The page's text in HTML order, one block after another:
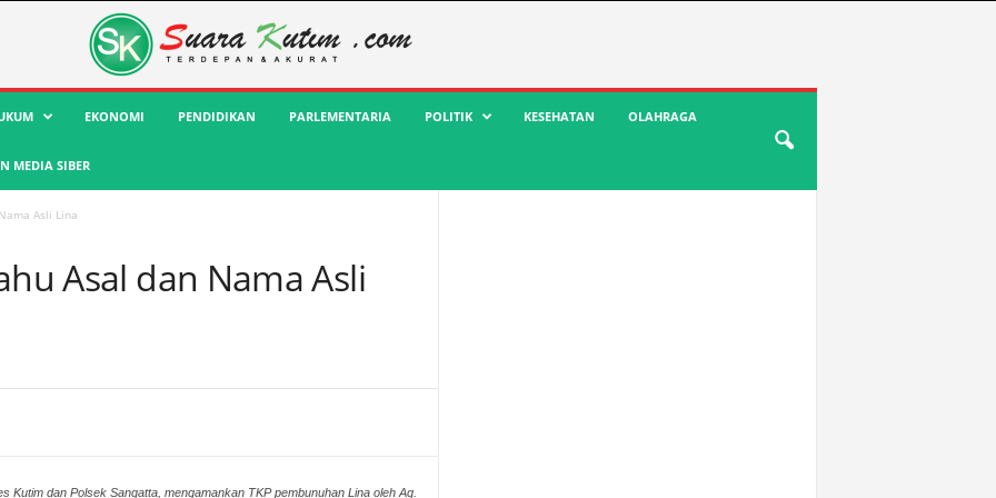
EKONOMI PENDIDIKAN PARLEMENTARIA POLITIK KESEHATAN OLAHRAGA
MEDIA SIBER
Asli Lina
Asal dan Nama Asli
Kutim dan Polsek Sangatta, mengamankan TKP pembunuhan Lina oleh Ag.